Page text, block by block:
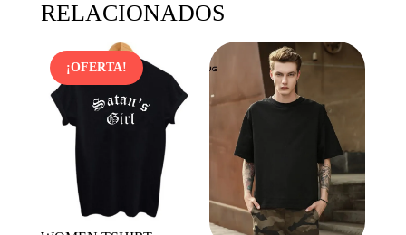
RELACIONADOS
¡OFERTA!